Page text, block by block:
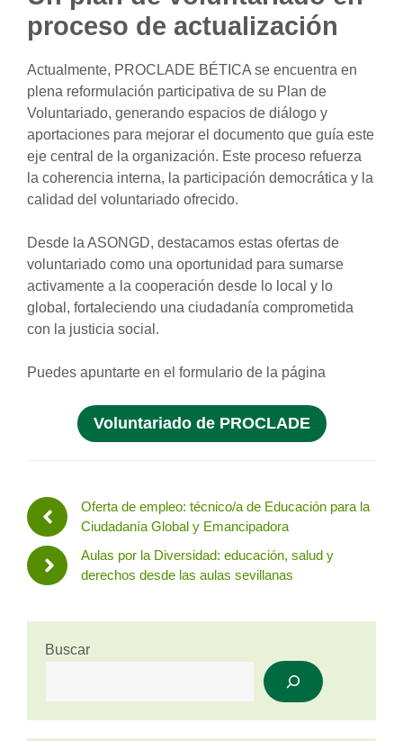
proceso de actualización
Actualmente, PROCLADE BÉTICA se encuentra en
plena reformulación participativa de su Plan de
Voluntariado, generando espacios de diálogo y
aportaciones para mejorar el documento que guía este
eje central de la organización. Este proceso refuerza
la coherencia interna, la participación democrática y la
calidad del voluntariado ofrecido.
Desde la ASONGD, destacamos estas ofertas de
voluntariado como una oportunidad para sumarse
activamente a la cooperación desde lo local y lo
global, fortaleciendo una ciudadanía comprometida
con la justicia social.
Puedes apuntarte en el formulario de la página
Voluntariado de PROCLADE
Oferta de empleo: técnico/a de Educación para la
Ciudadanía Global y Emancipadora
Aulas por la Diversidad: educación, salud y
derechos desde las aulas sevillanas
Buscar